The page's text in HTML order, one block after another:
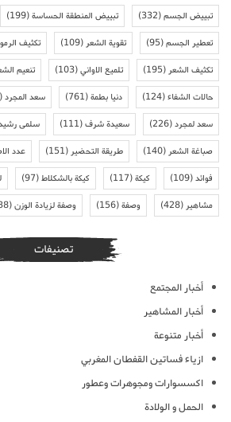
تبييض الجسم(332) تبييض المنطقة الحساسة(199)
تعطير الجسم(95) تقوية الشعر(109) تكثيف
تكثيف الشعر(195) تلميع الاواني(103) تنعيم
حالات الشفاء(124) دنيا بطمة(761) سعد المجرد(113)
سعد لمجرد(226) سعيدة شرف(111) سلمى
صباغة الشعر(140) طريقة التحضير(151) عدد
فوائد(109) كيكة(117) كيكة بالشكلاط(97)
مشاهير(428) وصفة(156) وصفة لزيادة الوزن(138)
تصنيفات
أخبار المجتمع
أخبار المشاهير
أخبار متنوعة
ازياء فساتين القفطان المغربي
اكسسوارات ومجوهرات وعطور
الحمل و الولادة